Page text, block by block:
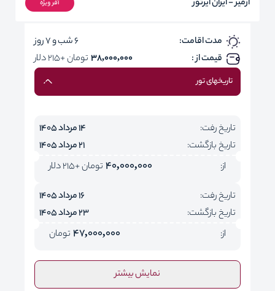
ازمیر - ایران ایرتور آفر ویژه
مدت اقامت:
6 شب و 7 روز
قیمت از :
38,000,000 تومان +215 دلار
تاریخهای تور
تاریخ رفت:
14 مرداد 1405
تاریخ بازگشت:
21 مرداد 1405
از:
40,000,000 تومان +215 دلار
تاریخ رفت:
16 مرداد 1405
تاریخ بازگشت:
23 مرداد 1405
از:
47,000,000 تومان
نمایش بیشتر